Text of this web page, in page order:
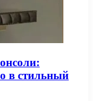
в стильный